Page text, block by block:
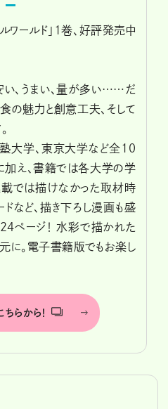
ワールド」1巻、好評発売中
、うまい、量が多い……だ
の魅力と創意工夫、そして
大学、東京大学など全10
加え、書籍では各大学の学
載では描けなかった取材時
など、描き下ろし漫画も盛
ページ！ 水彩で描かれた
に。電子書籍版でもお楽し
らから！